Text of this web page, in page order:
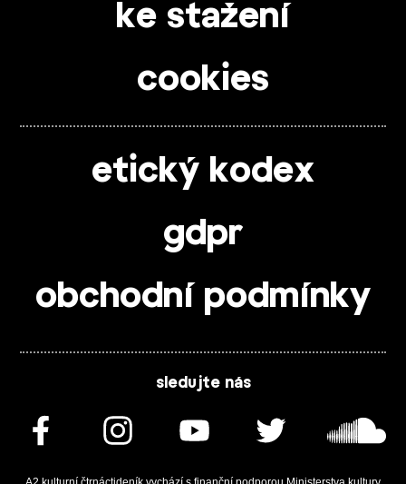
ke stažení
cookies
etický kodex
gdpr
obchodní podmínky
sledujte nás